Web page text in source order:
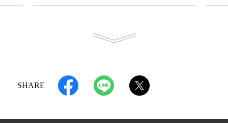
SHARE